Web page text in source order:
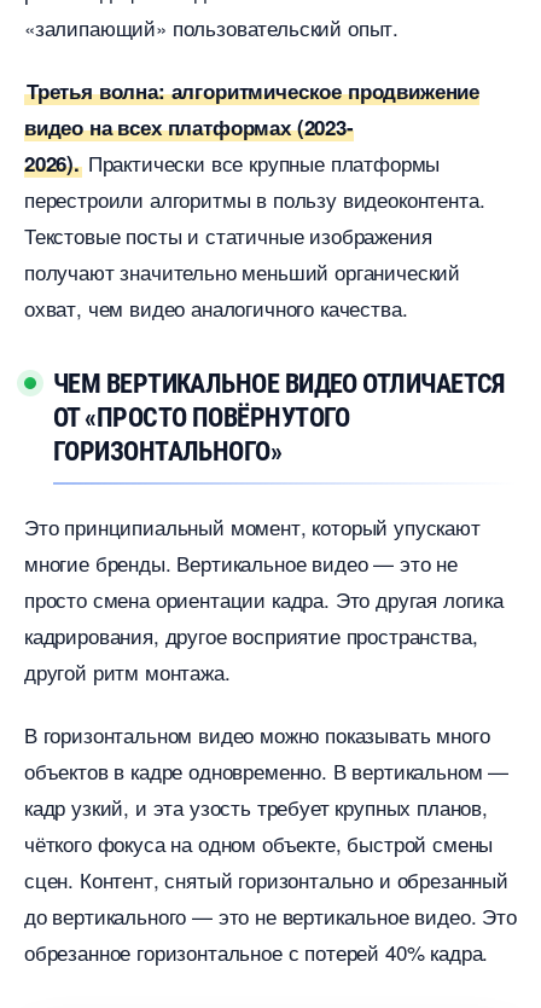
«залипающий» пользовательский опыт.
Третья волна: алгоритмическое продвижение
идео на всех платформах (2023-
2026).Практически все крупные платформы
перестроили алгоритмы в пользу видеоконтента.
Текстовые посты и статичные изображения
получают значительно меньший органический
охват, чем видео аналогичного качества.
ЧЕМ ВЕРТИКАЛЬНОЕ ВИДЕО ОТЛИЧАЕТСЯ
ОТ «ПРОСТО ПОВЁРНУТОГО
ГОРИЗОНТАЛЬНОГО»
Это принципиальный момент, который упускают
многие бренды. Вертикальное видео — это не
просто смена ориентации кадра. Это другая логика
кадрирования, другое восприятие пространства,
другой ритм монтажа.
оризонтальном видео можно показывать много
объектов в кадре одновременно. В вертикальном —
кадр узкий, и эта узость требует крупных планов,
чёткого фокуса на одном объекте, быстрой смены
сцен. Контент, снятый горизонтально и обрезанный
до вертикального — это не вертикальное видео. Это
обрезанное горизонтальное с потерей 40% кадра.